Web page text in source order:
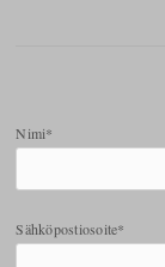
Nimi*
Sähköpostiosoite*